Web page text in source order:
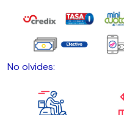
No olvides: